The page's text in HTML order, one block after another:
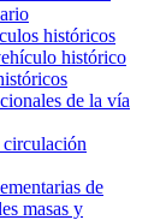
históricos
histórico
de la vía
circulación
de
masas y